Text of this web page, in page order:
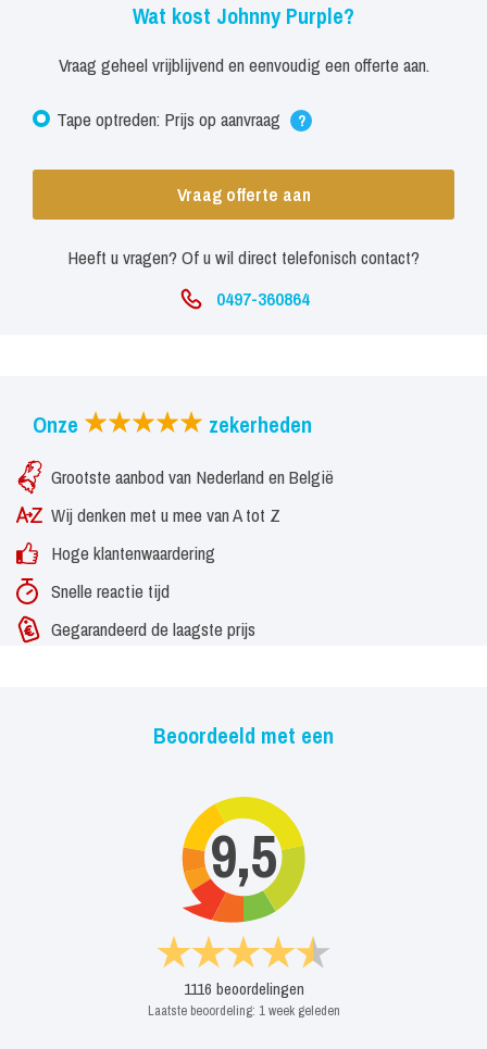
Wat kost Johnny Purple?
Vraag geheel vrijblijvend en eenvoudig een offerte aan.
Tape optreden: Prijs op aanvraag ?
Vraag offerte aan
Heeft u vragen? Of u wil direct telefonisch contact?
0497-360864
Onze zekerheden
Grootste aanbod van Nederland en België
Wij denken met u mee van A tot Z
Hoge klantenwaardering
Snelle reactie tijd
Gegarandeerd de laagste prijs
Beoordeeld met een
9,5
1116 beoordelingen
Laatste beoordeling: 1 week geleden